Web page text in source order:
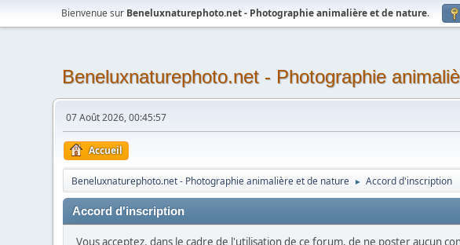
Bienvenue sur Beneluxnaturephoto.net - Photographie animalière et de nature.
Beneluxnaturephoto.net - Photographie
07 Août 2026, 00:45:57
Accueil
Beneluxnaturephoto.net - Photographie animalière et de nature ► Accord d'inscription
Accord d'inscription
Vous acceptez, dans le cadre de l'utilisation de ce forum, de ne poster aucun